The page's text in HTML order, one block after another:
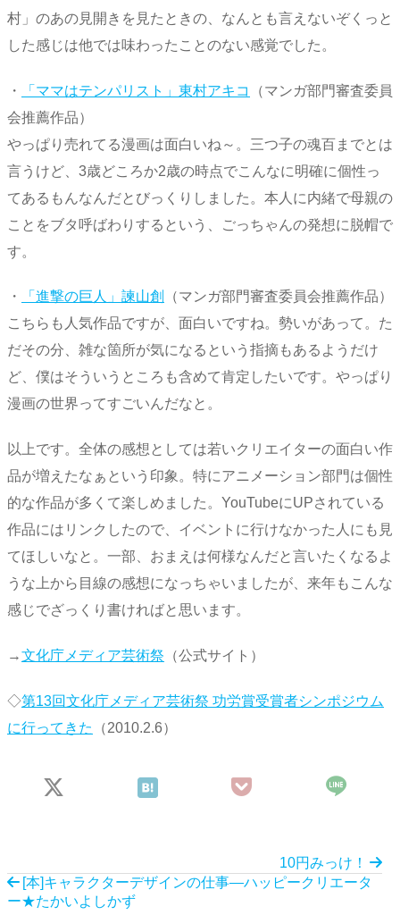
村」のあの見開きを見たときの、なんとも言えないぞくっと
した感じは他では味わったことのない感覚でした。
・ 「ママはテンパリスト」東村アキコ
（マンガ部門審査委員
会推薦作品）
やっぱり売れてる漫画は面白いね～。三つ子の魂百までとは
言うけど、3歳どころか2歳の時点でこんなに明確に個性っ
てあるもんなんだとびっくりしました。本人に内緒で母親の
ことをブタ呼ばわりするという、ごっちゃんの発想に脱帽で
す。
・ 「進撃の巨人」諫山創
（マンガ部門審査委員会推薦作品）
こちらも人気作品ですが、面白いですね。勢いがあって。た
だその分、雑な箇所が気になるという指摘もあるようだけ
ど、僕はそういうところも含めて肯定したいです。やっぱり
漫画の世界ってすごいんだなと。
以上です。全体の感想としては若いクリエイターの面白い作
品が増えたなぁという印象。特にアニメーション部門は個性
的な作品が多くて楽しめました。YouTubeにUPされている
作品にはリンクしたので、イベントに行けなかった人にも見
てほしいなと。一部、おまえは何様なんだと言いたくなるよ
うな上から目線の感想になっちゃいましたが、来年もこんな
感じでざっくり書ければと思います。
→文化庁メディア芸術祭 （公式サイト）
◇第13回文化庁メディア芸術祭 功労賞受賞者シンポジウム
に行ってきた
（2010.2.6）
10円みっけ！
[本]キャラクターデザインの仕事―ハッピークリエータ
ー★たかいよしかず